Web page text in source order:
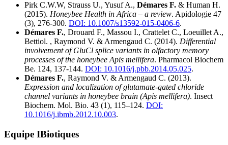
Pirk C.W.W, Strauss U., Yusuf A., Démares F. & Human H.
(2015). Honeybee Health in Africa – a review. Apidologie 47
(3), 276-300. DOI: 10.1007/s13592-015-0406-6.
Démares F., Drouard F., Massou I., Crattelet C., Loeuillet A.,
Bettiol. , Raymond V. & Armengaud C. (2014). Differential
involvement of GluCl splice variants in olfactory memory
processes of the honeybee Apis mellifera. Pharmacol Biochem
Be. 124, 137-144. DOI: 10.1016/j.pbb.2014.05.025.
Démares F., Raymond V. & Armengaud C. (2013).
Expression and localization of glutamate-gated chloride
channel variants in honeybee brain (Apis mellifera). Insect
Biochem. Mol. Bio. 43 (1), 115–124. DOI:
10.1016/j.ibmb.2012.10.003.
Equipe IBiotiques